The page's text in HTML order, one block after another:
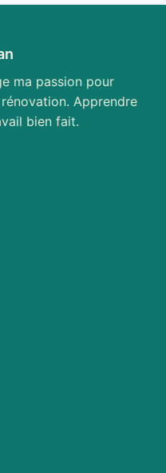
ma passion pour
Apprendre
bien fait.